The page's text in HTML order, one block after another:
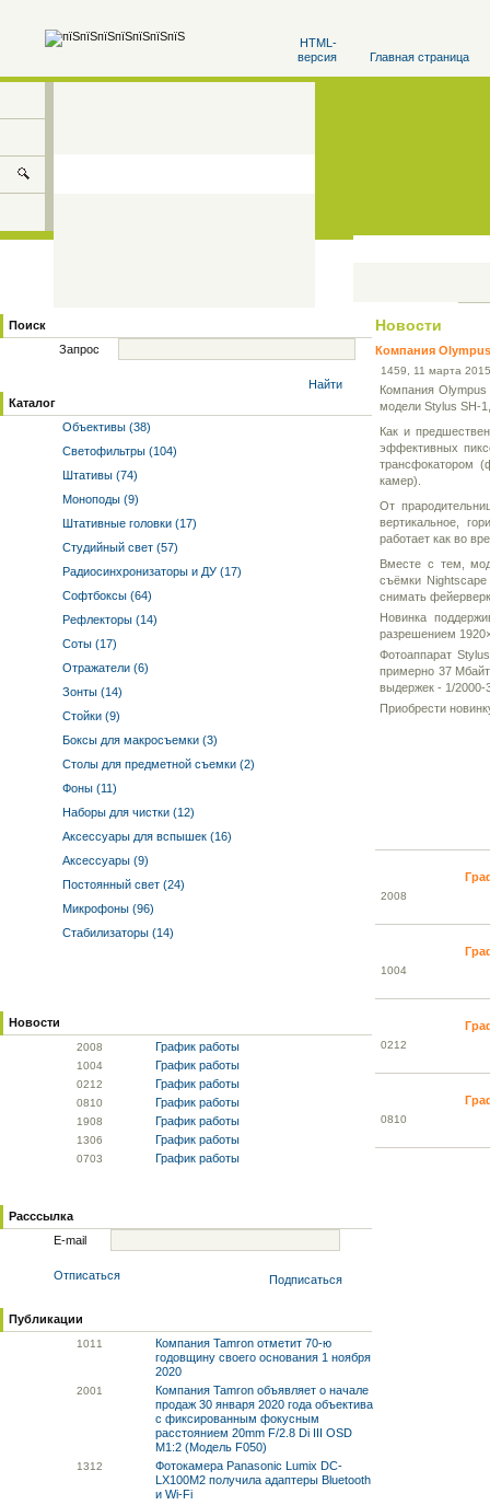
HTML-
версия
Главная страница
Поиск
Запрос
Найти
Каталог
Объективы (38)
Светофильтры (104)
Штативы (74)
Моноподы (9)
Штативные головки (17)
Студийный свет (57)
Радиосинхронизаторы и ДУ (17)
Софтбоксы (64)
Рефлекторы (14)
Соты (17)
Отражатели (6)
Зонты (14)
Стойки (9)
Боксы для макросъемки (3)
Столы для предметной съемки (2)
Фоны (11)
Наборы для чистки (12)
Аксессуары для вспышек (16)
Аксессуары (9)
Постоянный свет (24)
Микрофоны (96)
Стабилизаторы (14)
Новости
2008 График работы
1004 График работы
0212 График работы
0810 График работы
1908 График работы
1306 График работы
0703 График работы
Расссылка
E-mail
Отписаться Подписаться
Публикации
1011
Компания Tamron отметит 70-ю
годовщину своего основания 1 ноября
2020
2001
Компания Tamron объявляет о начале
продаж 30 января 2020 года объектива
с фиксированным фокусным
расстоянием 20mm F/2.8 Di III OSD
M1:2 (Модель F050)
1312
Фотокамера Panasonic Lumix DC-
LX100M2 получила адаптеры Bluetooth
и Wi-Fi
Новости
Компания
1459 , 11 марта
Компания
модели Stylus SH-
Как и
эффективных
трансфокатором
камер).
От
вертикальное,
работает как во
Вместе с тем,
съёмки Nightscape
снимать
Новинка
разрешением
Фотоаппарат
примерно 37
выдержек - 1/2000-
Приобрести
2008
1004
0212
0810